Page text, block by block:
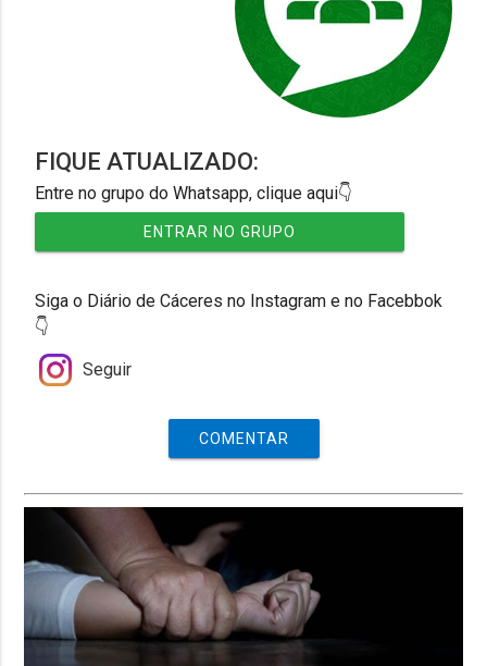
FIQUE ATUALIZADO:
Entre no grupo do Whatsapp, clique aqui👇
ENTRAR NO GRUPO
Siga o Diário de Cáceres no Instagram e no Facebbok
👇
Seguir
COMENTAR